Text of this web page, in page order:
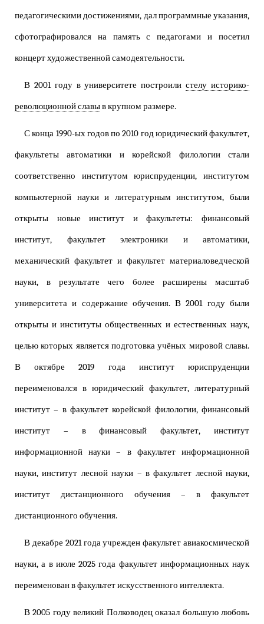
педагогическими достижениями, дал программные указания,
сфотографировался на память с педагогами и посетил
концерт художественной самодеятельности.
В 2001 году в университете построилистелу историко-
революционной славыв крупном размере.
С конца 1990-ых годов по 2010 год юридический факультет,
факультеты автоматики и корейской филологии стали
соответственно институтом юриспруденции, институтом
компьютерной науки и литературным институтом, были
открыты новые институт и факультеты: финансовый
институт, факультет электроники и автоматики,
механический факультет и факультет материаловедческой
науки, в результате чего более расширены масштаб
университета и содержание обучения. В 2001 году были
открыты и институты общественных и естественных наук,
целью которых является подготовка учёных мировой славы.
В октябре 2019 года институт юриспруденции
переименовался в юридический факультет, литературный
институт – в факультет корейской филологии, финансовый
институт – в финансовый факультет, институт
информационной науки – в факультет информационной
науки, институт лесной науки – в факультет лесной науки,
институт дистанционного обучения – в факультет
дистанционного обучения.
В декабре 2021 года учрежден факультет авиакосмической
науки, а в июле 2025 года факультет информационных наук
переименован в факультет искусственного интеллекта.
В 2005 году великий Полководец оказал большую любовь